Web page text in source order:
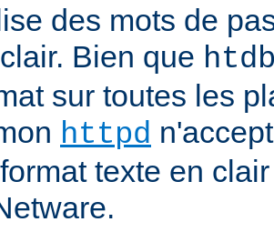
des mots de
Bien que
sur toutes les
httpd
texte en